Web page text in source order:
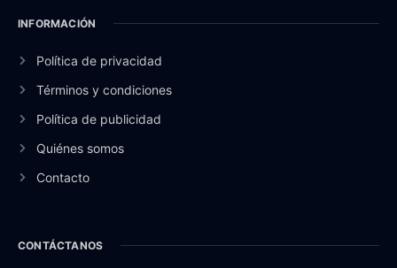
INFORMACIÓN
Política de privacidad
Términos y condiciones
Política de publicidad
Quiénes somos
Contacto
CONTÁCTANOS